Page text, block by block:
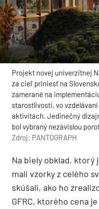
Projekt novej univerzitnej
za cieľ priniesť na
zamerané na
starostlivosti, vo
aktivitách. Jedinečný
bol vybraný nezávislou
Zdroj: PANTOGRAPH
Na biely obklad, ktorý
mali vzorky z celého
skúšali, ako ho
GFRC, ktorého cena